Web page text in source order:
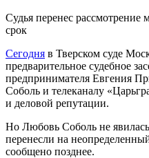
Судья перенес рассмотрение
срок
Сегодня в Тверском суде
предварительное судебное
предпринимателя Евгения
Соболь и телеканалу
и деловой репутации.
Но Любовь Соболь не явилась
перенесли на
сообщено позднее.